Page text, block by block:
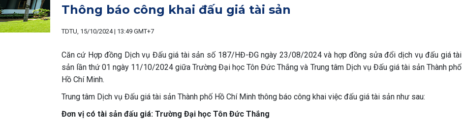
Thông báo công khai đấu giá tài sản
TDTU, 15/10/2024 | 13:49 GMT+7
Căn cứ Hợp đồng Dịch vụ Đấu giá tài sản số 187/HĐ-ĐG ngày 23/08/2024 và hợp đồng sửa đổi dịch vụ đấu giá tài
sản lần thứ 01 ngày 11/10/2024 giữa Trường Đại học Tôn Đức Thắng và Trung tâm Dịch vụ Đấu giá tài sản Thành phố
Hồ Chí Minh.
Trung tâm Dịch vụ Đấu giá tài sản Thành phố Hồ Chí Minh thông báo công khai việc đấu giá tài sản như sau:
Đơn vị có tài sản đấu giá: Trường Đại học Tôn Đức Thắng